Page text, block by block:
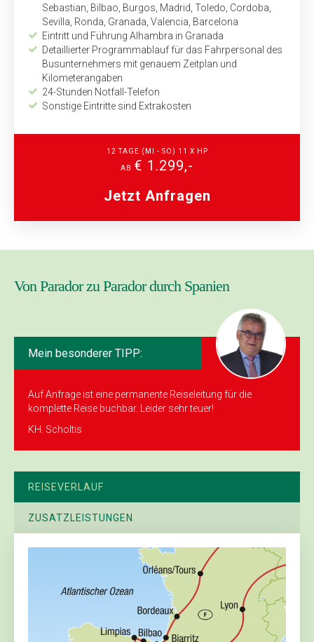
Sebastian, Bilbao, Burgos, Madrid, Toledo, Cordoba,
Sevilla, Ronda, Granada, Valencia, Barcelona
Eintritt und Führung Alhambra in Granada
Detaillierter Programmablauf für das Fahrpersonal des
Busunternehmers mit genauem Zeitplan und
Kilometerangaben
24-Stunden Notfall-Telefon
Sonstige Eintritte sind Extrakosten
12 TAGE (MI - SO) 11 X HP
AB € 1.299,-
Jetzt Anfragen
Von Parador zu Parador durch Spanien
Mein besonderer TIPP:
Auf Anfrage ist eine permanente Reiseleitung für die
komplette Reise buchbar. Leider sehr teuer!
KH. Scholtis
REISEVERLAUF
ZUSATZLEISTUNGEN